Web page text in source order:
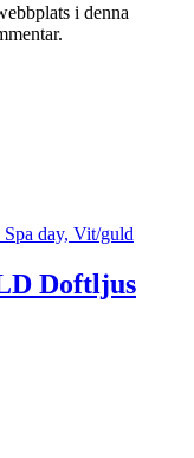
i denna
Doftljus